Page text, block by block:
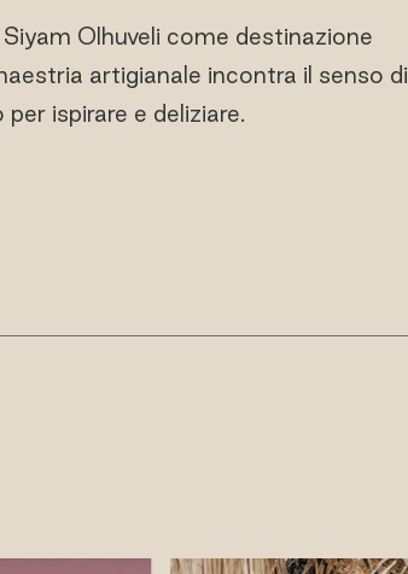
Olhuveli come destinazione
artigianale incontra il senso di
ispirare e deliziare.